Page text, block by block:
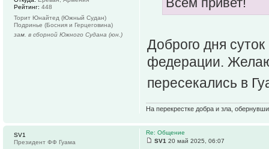
Доброго дня
федерации.
пересекались в
На перекрестке добра и зла,
Рейтинг: 448
Торит Юнайтед (Южный Судан)
Подринье (Босния и Герцеговина)
зам. в сборной Южного Судана (юн.)
Re: Общение
SV1 20 май 2025, 06:07
SV1
Президент ФФ Гуама